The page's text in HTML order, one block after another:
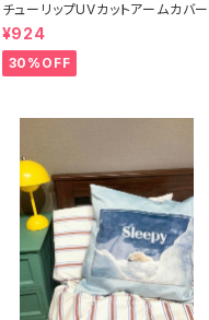
チューリップUVカットアームカバー
¥924
30%OFF